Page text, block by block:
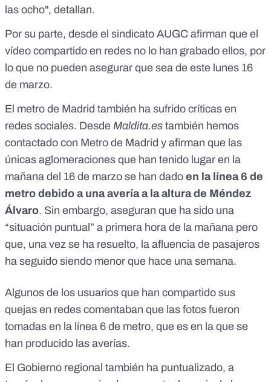
las ocho", detallan.
Por su parte, desde el sindicato AUGC afirman que el
vídeo compartido en redes no lo han grabado ellos, por
lo que no pueden asegurar que sea de este lunes 16
de marzo.
El metro de Madrid también ha sufrido críticas en
redes sociales. Desde Maldita.es también hemos
contactado con Metro de Madrid y afirman que las
únicas aglomeraciones que han tenido lugar en la
mañana del 16 de marzo se han dado en la línea 6 de
metro debido a una avería a la altura de Méndez
Álvaro. Sin embargo, aseguran que ha sido una
“situación puntual” a primera hora de la mañana pero
que, una vez se ha resuelto, la afluencia de pasajeros
ha seguido siendo menor que hace una semana.
Algunos de los usuarios que han compartido sus
quejas en redes comentaban que las fotos fueron
tomadas en la línea 6 de metro, que es en la que se
han producido las averías.
El Gobierno regional también ha puntualizado, a